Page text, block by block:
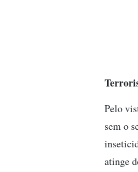
Pelo
sem o
atinge